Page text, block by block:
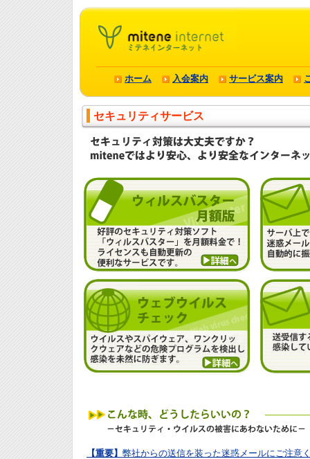
ホーム 入会案内 サービス案内
セキュリティサービス
【重要】 弊社からの送信を装った迷惑メールにご注意